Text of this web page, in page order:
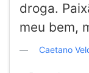
droga.
meu bem,
Caetano